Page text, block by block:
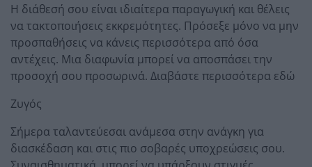
Η διάθεσή σου είναι ιδιαίτερα παραγωγική και θέλεις
να τακτοποιήσεις εκκρεμότητες. Πρόσεξε μόνο να μην
προσπαθήσεις να κάνεις περισσότερα από όσα
αντέχεις. Μια διαφωνία μπορεί να αποσπάσει την
προσοχή σου προσωρινά. Διαβάστε περισσότερα εδώ
Ζυγός
Σήμερα ταλαντεύεσαι ανάμεσα στην ανάγκη για
διασκέδαση και στις πιο σοβαρές υποχρεώσεις σου.